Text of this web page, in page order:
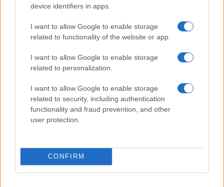
device identifiers in apps.
I want to allow Google to enable storage
related to functionality of the website or app.
I want to allow Google to enable storage
related to personalization.
I want to allow Google to enable storage
related to security, including authentication
functionality and fraud prevention, and other
user protection.
CONFIRM
Bojkott: Az Amszterdami Egyetem
nem fogad több magyar és izraeli
Izraeli zászló égetésével törték meg a
ramadáni böjtöt Hollandisztánban